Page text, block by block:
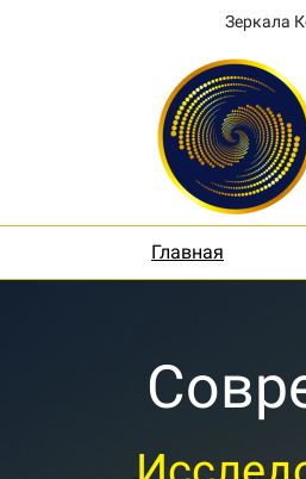
Зеркала
Главная